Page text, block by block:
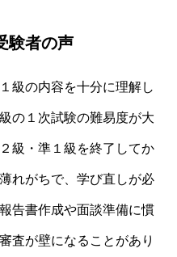
験者の声
級の内容を十分に理解し
の１次試験の難易度が大
級・準１級を終了してか
れがちで、学び直しが必
告書作成や面談準備に慣
査が壁になることがあり